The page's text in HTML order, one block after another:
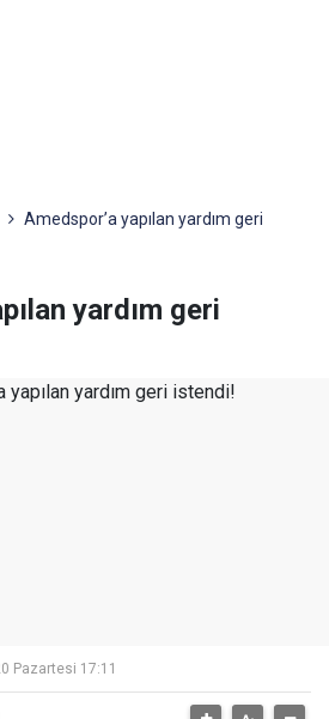
Amedspor’a yapılan yardım geri
yardım geri
Pazartesi 17:11